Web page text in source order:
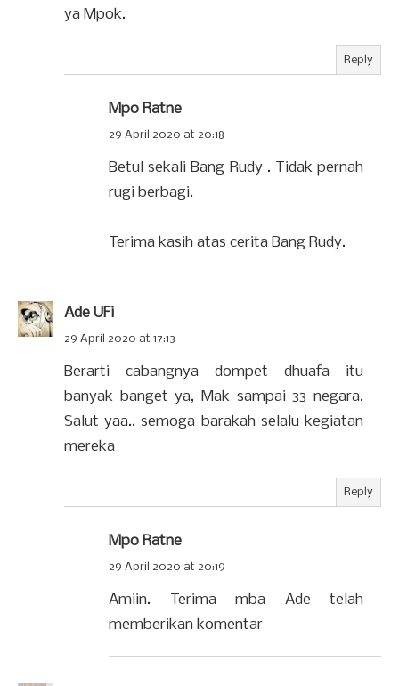
ya Mpok.
Reply
Mpo Ratne
29 April 2020 at 20:18
Betul sekali Bang Rudy . Tidak pernah
rugi berbagi.
Terima kasih atas cerita Bang Rudy.
Ade UFi
29 April 2020 at 17:13
Berarti cabangnya dompet dhuafa itu
banyak banget ya, Mak sampai 33 negara.
Salut yaa.. semoga barakah selalu kegiatan
mereka
Reply
Mpo Ratne
29 April 2020 at 20:19
Amiin. Terima mba Ade telah
memberikan komentar